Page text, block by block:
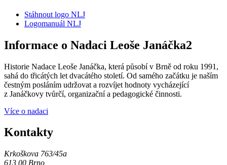
Stáhnout logo NLJ
Logomanuál NLJ
Informace o Nadaci Leoše Janáčka2
Historie Nadace Leoše Janáčka, která působí v Brně od roku 1991,
sahá do třicátých let dvacátého století. Od samého začátku je naším
čestným posláním udržovat a rozvíjet hodnoty vycházející
z Janáčkovy tvůrčí, organizační a pedagogické činnosti.
Více o nadaci
Kontakty
Krkoškova 763/45a
613 00 Brno